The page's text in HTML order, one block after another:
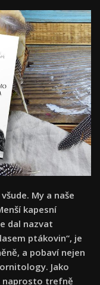
My a naše
kapesní
dal nazvat
ptákovin“, je
a pobaví nejen
Jako
naprosto trefně